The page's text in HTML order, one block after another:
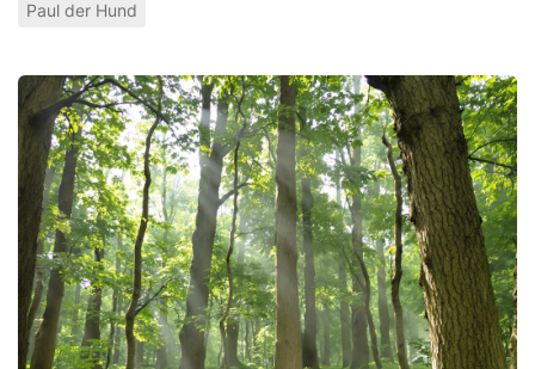
Paul der Hund